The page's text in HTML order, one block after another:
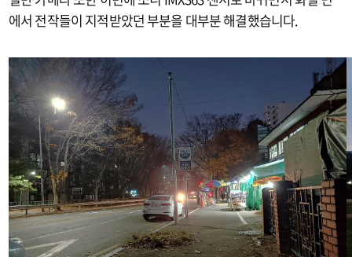
에서 전작들이 지적받았던 부분을 대부분 해결했습니다.